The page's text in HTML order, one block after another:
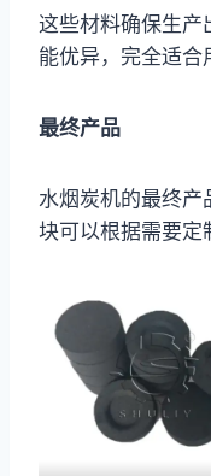
这些材料确保生产
能优异，完全适合
最终产品
水烟炭机的最终
块可以根据需要定